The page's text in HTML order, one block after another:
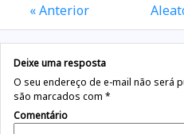
« Anterior
Deixe uma resposta
O seu endereço de e-mail não será
são marcados com *
Comentário